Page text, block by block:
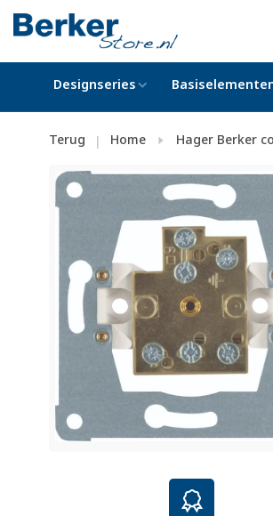
Designseries
Terug | Home Hager Berker